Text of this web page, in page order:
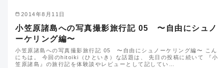
2014年8月11日
小笠原諸島への写真撮影旅行記 05 〜自由にシュノ
ーケリング編〜
小笠原諸島への写真撮影旅行記 05 〜自由にシュノーケリング編〜 こん
にちは。 今回のhitoiki（ひといき）な話題は、 先日の投稿に続いて 『小
笠原諸島』の旅行記を体験談やレビューとして記してい…